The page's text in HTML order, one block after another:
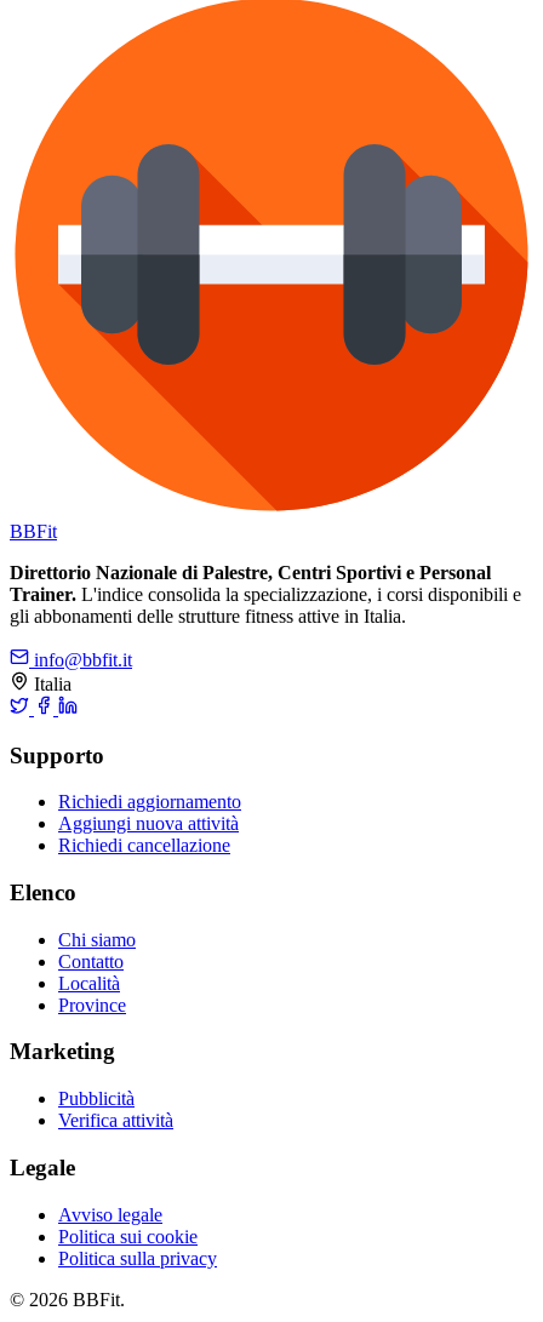
BBFit
Direttorio Nazionale di Palestre, Centri Sportivi e Personal
Trainer. L'indice consolida la specializzazione, i corsi disponibili e
gli abbonamenti delle strutture fitness attive in Italia.
info@bbfit.it
Italia
Supporto
Richiedi aggiornamento
Aggiungi nuova attività
Richiedi cancellazione
Elenco
Chi siamo
Contatto
Località
Province
Marketing
Pubblicità
Verifica attività
Legale
Avviso legale
Politica sui cookie
Politica sulla privacy
© 2026 BBFit.